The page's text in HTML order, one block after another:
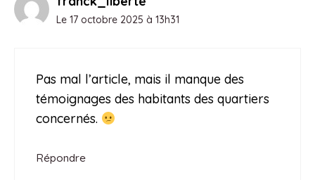
Le 17 octobre 2025 à 13h31
Pas mal l’article, mais il manque des
témoignages des habitants des quartiers
concernés.
Répondre